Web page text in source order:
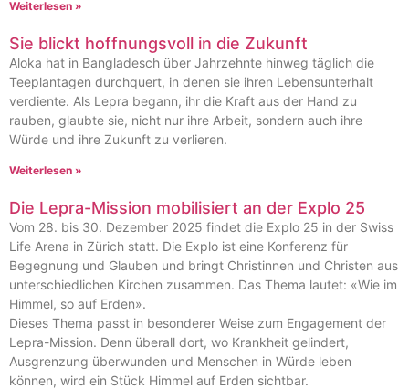
Weiterlesen »
Sie blickt hoffnungsvoll in die Zukunft
Aloka hat in Bangladesch über Jahrzehnte hinweg täglich die
Teeplantagen durchquert, in denen sie ihren Lebensunterhalt
verdiente. Als Lepra begann, ihr die Kraft aus der Hand zu
rauben, glaubte sie, nicht nur ihre Arbeit, sondern auch ihre
Würde und ihre Zukunft zu verlieren.
Weiterlesen »
Die Lepra-Mission mobilisiert an der Explo 25
Vom 28. bis 30. Dezember 2025 findet die Explo 25 in der Swiss
Life Arena in Zürich statt. Die Explo ist eine Konferenz für
Begegnung und Glauben und bringt Christinnen und Christen aus
unterschiedlichen Kirchen zusammen. Das Thema lautet: «Wie im
Himmel, so auf Erden».
Dieses Thema passt in besonderer Weise zum Engagement der
Lepra-Mission. Denn überall dort, wo Krankheit gelindert,
Ausgrenzung überwunden und Menschen in Würde leben
können, wird ein Stück Himmel auf Erden sichtbar.